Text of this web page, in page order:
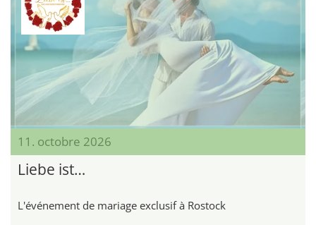
11. octobre 2026
Liebe ist…
L'événement de mariage exclusif à Rostock